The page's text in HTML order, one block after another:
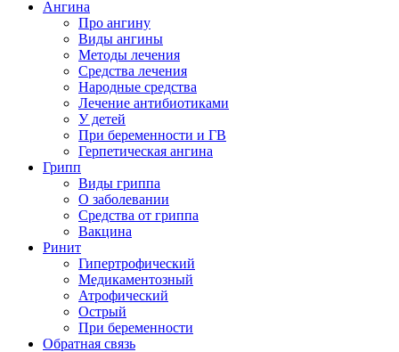
Ангина
Про ангину
Виды ангины
Методы лечения
Средства лечения
Народные средства
Лечение антибиотиками
У детей
При беременности и ГВ
Герпетическая ангина
Грипп
Виды гриппа
О заболевании
Средства от гриппа
Вакцина
Ринит
Гипертрофический
Медикаментозный
Атрофический
Острый
При беременности
Обратная связь